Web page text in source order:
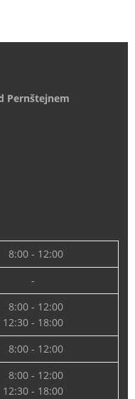
Pernštejnem
8:00 - 12:00
-
8:00 - 12:00
12:30 - 18:00
8:00 - 12:00
8:00 - 12:00
12:30 - 18:00